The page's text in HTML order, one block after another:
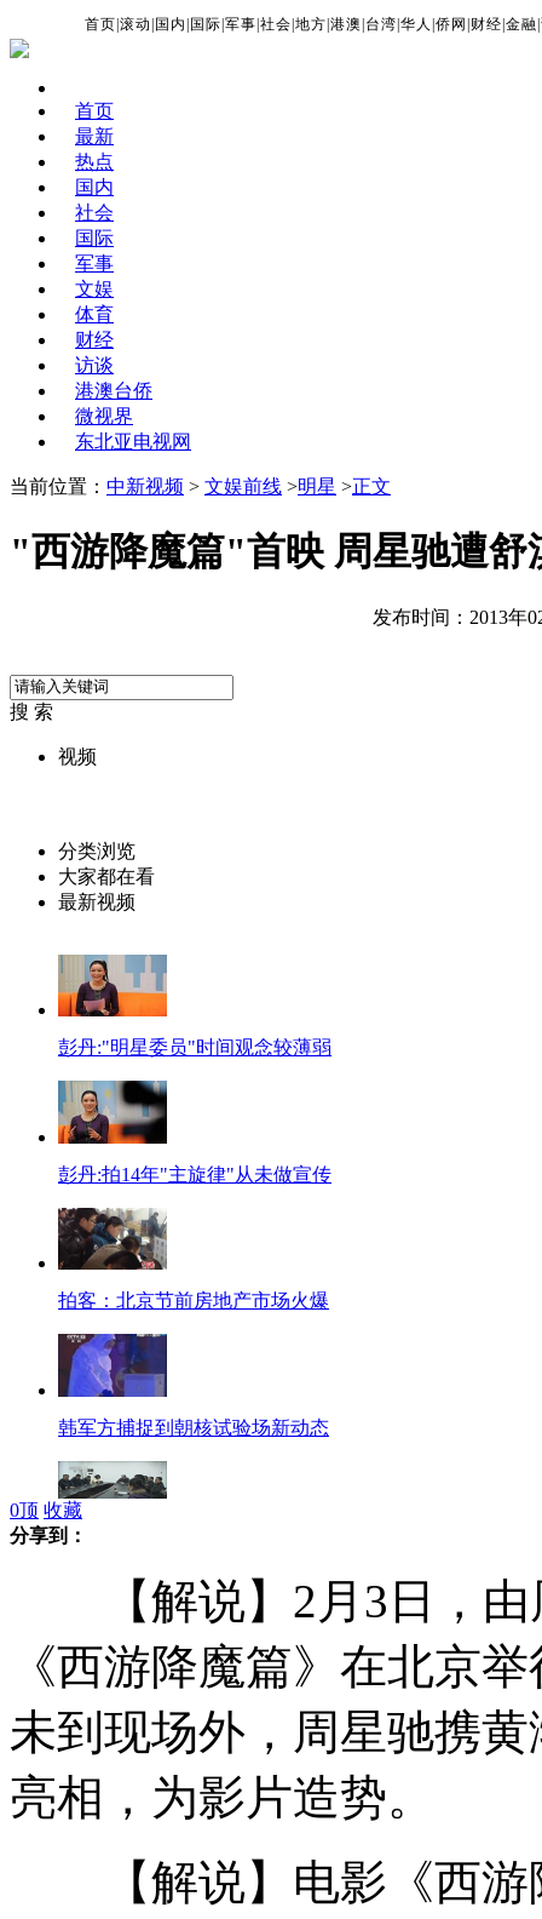
首页 |滚动 国内 国际 |军事 |社会 |地方 |港澳 台湾 |华人 |侨网 财经 |金融 |
首页
最新
热点
国内
社会
国际
军事
文娱
体育
财经
访谈
港澳台侨
微视界
东北亚电视网
当前位置： 中新视频 > 文娱前线 >明星 >正文
"西游降魔篇"首映 周星驰遭
发布时间：2013年
搜 索
视频
分类浏览
大家都在看
最新视频
彭丹:"明星委员"时间观念较薄弱
彭丹:拍14年"主旋律"从未做宣传
拍客：北京节前房地产市场火爆
韩军方捕捉到朝核试验场新动态
宁养院送温暖到家 癌症患者体验人间真情
“安倍谈话”能否解除亚洲国家对日顾虑？
0顶 收藏
分享到：
【解说】2月3日，由
《西游降魔篇》在北京
未到现场外，周星驰携
亮相，为影片造势。
【解说】电影《西游